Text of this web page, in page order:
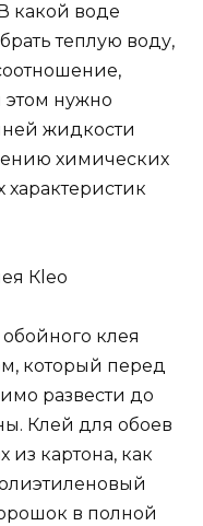
какой воде
теплую воду,
этом нужно
жидкости
химических
характеристик
Кleo
клея
который перед
развести до
Клей для обоев
из картона, как
в полной